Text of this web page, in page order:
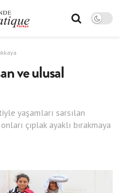
ve ulusal
yaşamları sarsılan
çıplak ayaklı bırakmaya